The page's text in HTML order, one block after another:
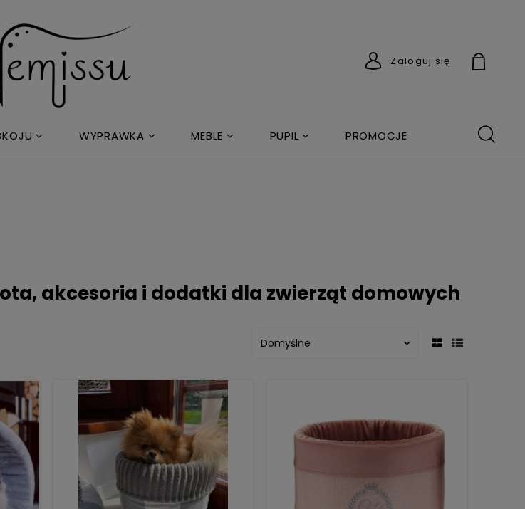
Zaloguj się
WYPRAWKA MEBLE PUPIL PROMOCJE
akcesoria i dodatki dla zwierząt domowych